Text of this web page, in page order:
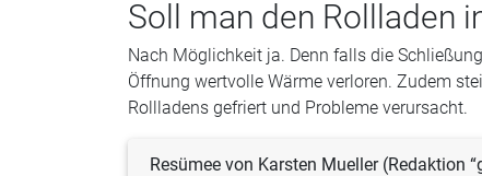
Soll man den Rollladen
Nach Möglichkeit ja. Denn falls die
Öffnung wertvolle Wärme verloren. Zudem
Rollladens gefriert und Probleme verursacht.
Resümee von Karsten Mueller (Redaktion